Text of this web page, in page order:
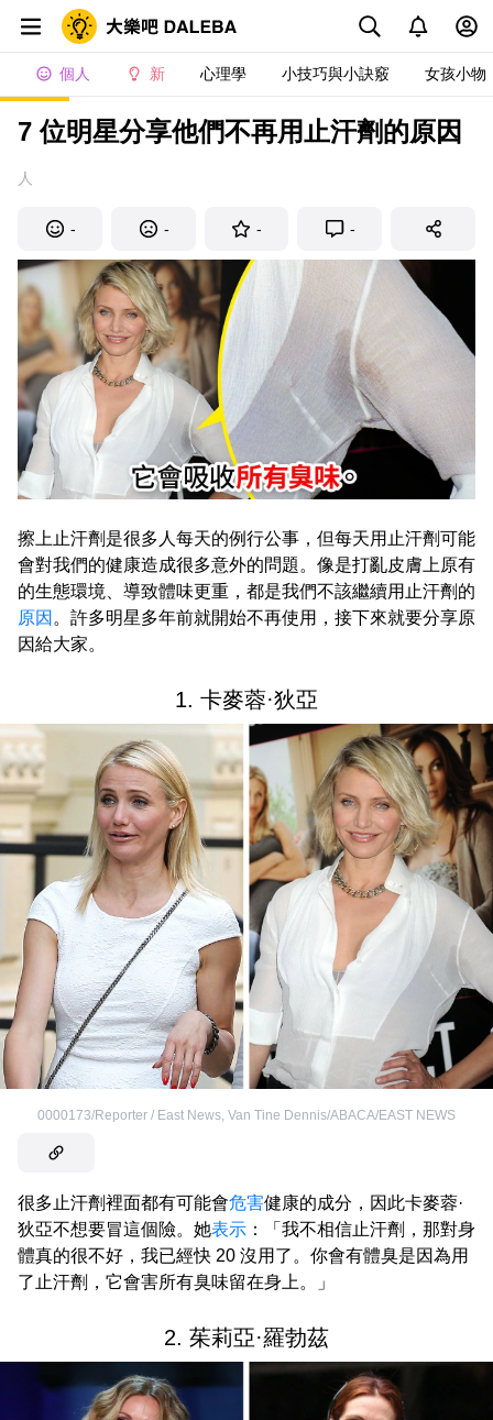
個人 新 心理學 小技巧與小訣竅 女孩小物
7 位明星分享他們不再用止汗劑的原因
人
- - - -
擦上止汗劑是很多人每天的例行公事，但每天用止汗劑可能
會對我們的健康造成很多意外的問題。像是打亂皮膚上原有
的生態環境、導致體味更重，都是我們不該繼續用止汗劑的
原因 。許多明星多年前就開始不再使用，接下來就要分享原
因給大家。
1. 卡麥蓉·狄亞
0000173/Reporter / East News, Van Tine Dennis/ABACA/EAST NEWS
很多止汗劑裡面都有可能會危害健康的成分，因此卡麥蓉·
狄亞不想要冒這個險。她表示 ：「我不相信止汗劑，那對身
體真的很不好，我已經快 20 沒用了。你會有體臭是因為用
了止汗劑，它會害所有臭味留在身上。」
2. 茱莉亞·羅勃茲